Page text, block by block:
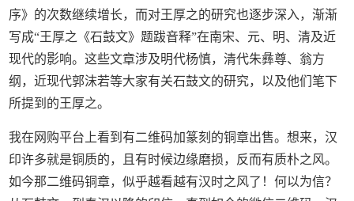
序》的次数继续增长，而对王厚之的研究也逐步深入，渐渐
写成“王厚之《石鼓文》题跋音释”在南宋、元、明、清及近
现代的影响。这些文章涉及明代杨慎，清代朱彝尊、翁方
纲，近现代郭沫若等大家有关石鼓文的研究，以及他们笔下
所提到的王厚之。
我在网购平台上看到有二维码加篆刻的铜章出售。想来，汉
印许多就是铜质的，且有时候边缘磨损，反而有质朴之风。
如今那二维码铜章，似乎越看越有汉时之风了！何以为信？